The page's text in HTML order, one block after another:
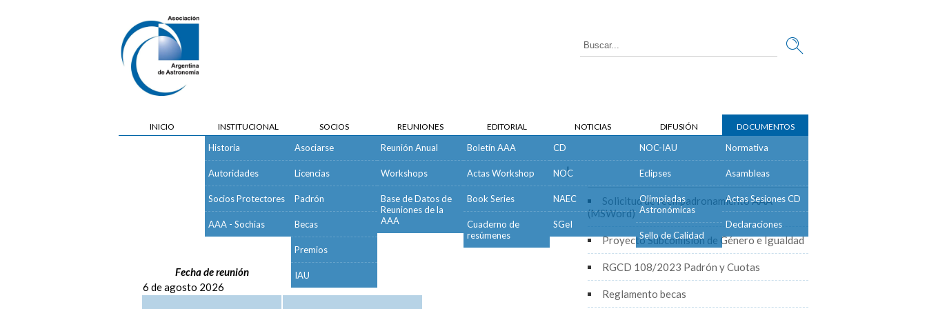
INICIO INSTITUCIONAL
Historia
Autoridades
Socios Protectores
AAA - Sochias
SOCIOS
Asociarse
Licencias
Padrón
Becas
Premios
IAU
REUNIONES
Reunión Anual
Workshops
Base de Datos de
Reuniones de la
AAA
EDITORIAL
Boletín AAA
Actas Workshop
Book Series
Cuaderno de
resúmenes
NOTICIAS
CD
NOC
NAEC
SGeI
DIFUSIÓN
NOC-IAU
Eclipses
Olimpíadas
Astronómicas
Sello de Calidad
DOCUMENTOS
Normativa
Asambleas
Actas Sesiones CD
Declaraciones
DOCUMENTOS
Solicitud de reempadronamiento AAA
(MSWord)
Proyecto Subcomisión de Género e Igualdad
RGCD 108/2023 Padrón y Cuotas
Reglamento becas
|
Actas de las Sesiones de la Comisión Directiva
30 de junio 2026